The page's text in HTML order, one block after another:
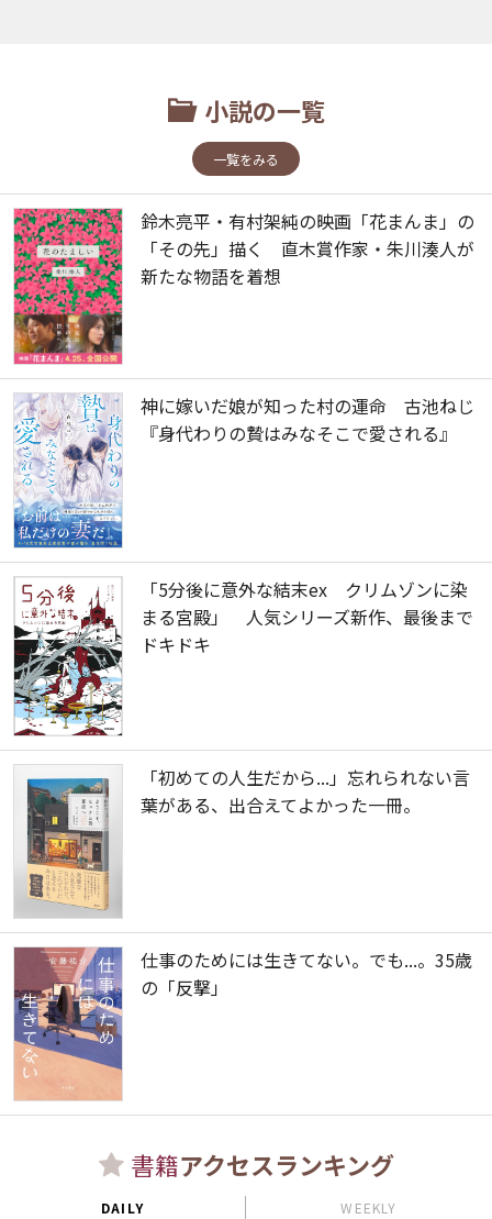
小説の一覧
一覧をみる
鈴木亮平・有村架純の映画「花まんま」の
「その先」描く 直木賞作家・朱川湊人が
新たな物語を着想
神に嫁いだ娘が知った村の運命 古池ねじ
『身代わりの贄はみなそこで愛される』
「5分後に意外な結末ex クリムゾンに染
まる宮殿」 人気シリーズ新作、最後まで
ドキドキ
「初めての人生だから...」忘れられない言
葉がある、出合えてよかった一冊。
仕事のためには生きてない。でも...。35歳
の「反撃」
書籍アクセスランキング
DAILY WEEKLY